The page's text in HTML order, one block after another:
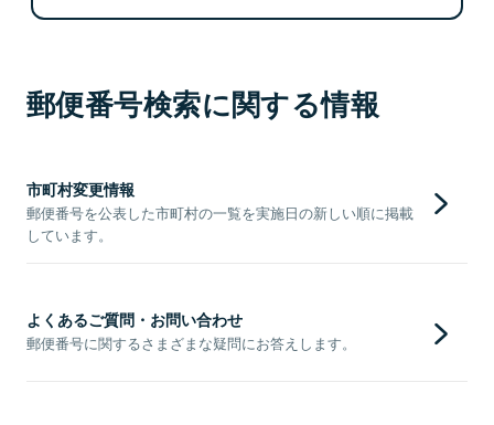
郵便番号検索に関する情報
市町村変更情報
郵便番号を公表した市町村の一覧を実施日の新しい順に掲載
しています。
よくあるご質問・お問い合わせ
郵便番号に関するさまざまな疑問にお答えします。